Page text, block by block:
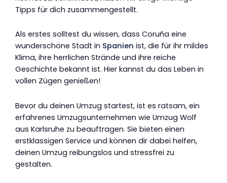
Tipps für dich zusammengestellt.
Als erstes solltest du wissen, dass Coruña eine
wunderschöne Stadt in Spanien ist, die für ihr mildes
Klima, ihre herrlichen Strände und ihre reiche
Geschichte bekannt ist. Hier kannst du das Leben in
vollen Zügen genießen!
Bevor du deinen Umzug startest, ist es ratsam, ein
erfahrenes Umzugsunternehmen wie Umzug Wolf
aus Karlsruhe zu beauftragen. Sie bieten einen
erstklassigen Service und können dir dabei helfen,
deinen Umzug reibungslos und stressfrei zu
gestalten.